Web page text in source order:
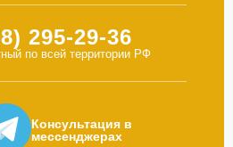
295-29-36
по всей территории РФ
Консультация в
мессенджерах